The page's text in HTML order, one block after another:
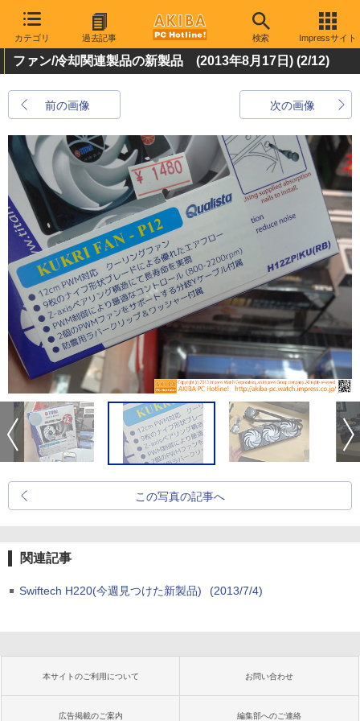
カテゴリ 過去記事 検索 Impressサイト
ファン/冷却関連製品の新製品 (2013年8月17日) (2/12)
前の画像 次の画像
この写真の記事へ
関連記事
Swiftech H220(今週見つけた新製品) (2013/7/4)
本サイトのご利用について お問い合わせ
広告掲載のご案内 編集部へのご連絡